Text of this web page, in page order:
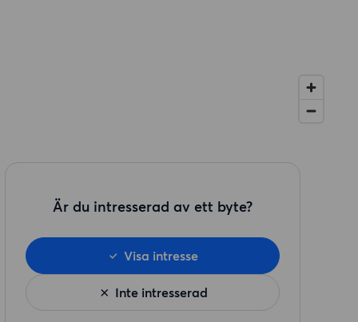
Är du intresserad av ett byte?
Inte intresserad
Visa intresse